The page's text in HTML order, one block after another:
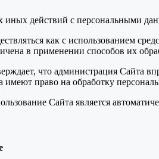
действий с персональными
как с использованием
в применении способов их
что администрация Сайта
имеют право на обработку
Сайта является